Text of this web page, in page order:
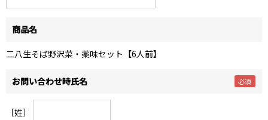
商品名
二八生そば野沢菜・薬味セット【6人前】
お問い合わせ時氏名
［姓］